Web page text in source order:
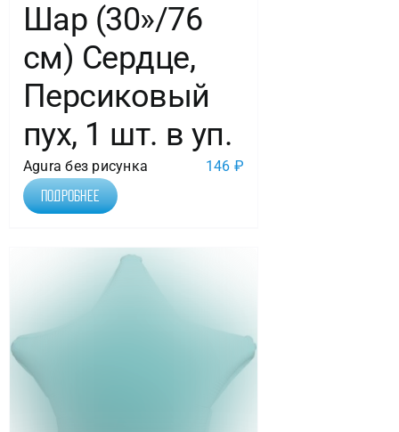
Шар (30»/76
см) Сердце,
Персиковый
пух, 1 шт. в уп.
Agura без рисунка 146 ₽
Подробнее